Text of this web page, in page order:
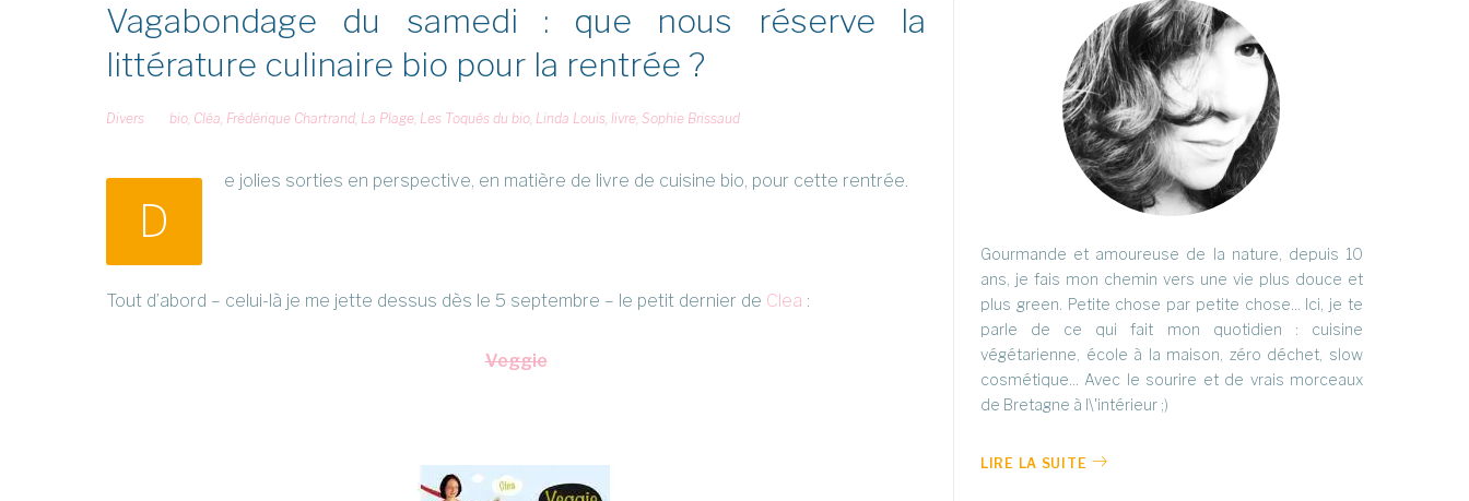
Vagabondage du samedi : que nous réserve la
littérature culinaire bio pour la rentrée ?
Divers bio, Cléa, Frédérique Chartrand, La Plage, Les Toqués du bio, Linda Louis, livre, Sophie Brissaud
D
e jolies sorties en perspective, en matière de livre de cuisine bio, pour cette rentrée.
Tout d’abord – celui-là je me jette dessus dès le 5 septembre – le petit dernier de Clea :
Veggie
Gourmande et amoureuse de la nature, depuis 10
ans, je fais mon chemin vers une vie plus douce et
plus green. Petite chose par petite chose... Ici, je te
parle de ce qui fait mon quotidien : cuisine
végétarienne, école à la maison, zéro déchet, slow
cosmétique... Avec le sourire et de vrais morceaux
de Bretagne à l\'intérieur ;)
LIRE LA SUITE